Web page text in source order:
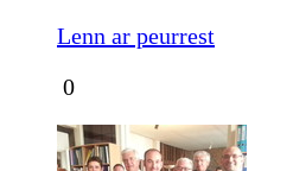
Lenn ar peurrest
0